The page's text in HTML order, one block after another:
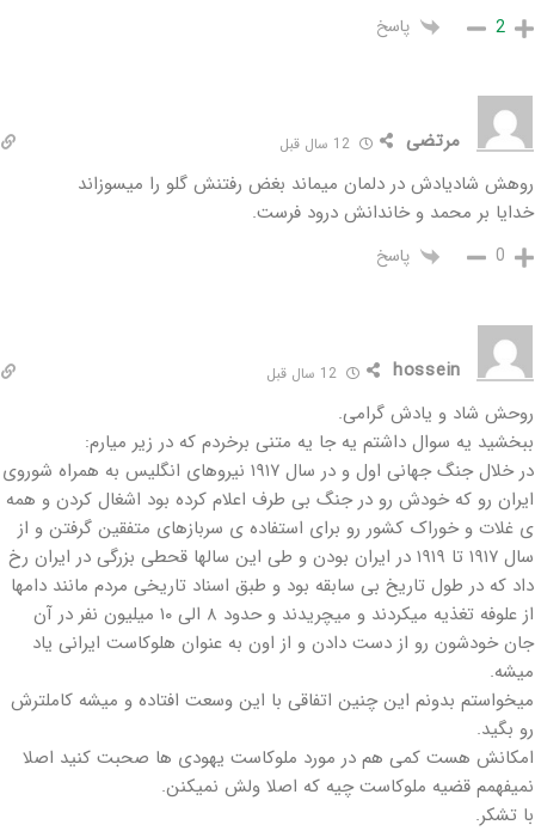
2 پاسخ
مرتضی 12 سال قبل
روهش شادیادش در دلمان میماند بغض رفتنش گلو را میسوزاند
خدایا بر محمد و خاندانش درود فرست.
0 پاسخ
hossein
روحش شاد و یادش گرامی.
ببخشید یه سوال داشتم یه جا یه متنی برخردم که در زیر میارم:
در خلال جنگ جهانی اول و در سال ۱۹۱۷ نیروهای انگلیس به همراه شوروی
ایران رو که خودش رو در جنگ بی طرف اعلام کرده بود اشغال کردن و همه
ی غلات و خوراک کشور رو برای استفاده ی سربازهای متفقین گرفتن و از
سال ۱۹۱۷ تا ۱۹۱۹ در ایران بودن و طی این سالها قحطی بزرگی در ایران رخ
داد که در طول تاریخ بی سابقه بود و طبق اسناد تاریخی مردم مانند دامها
از علوفه تغذیه میکردند و میچریدند و حدود ۸ الی ۱۰ میلیون نفر در آن
جان خودشون رو از دست دادن و از اون به عنوان هلوکاست ایرانی یاد
میشه.
میخواستم بدونم این چنین اتفاقی با این وسعت افتاده و میشه کاملترش
رو بگید.
امکانش هست کمی هم در مورد ملوکاست یهودی ها صحبت کنید اصلا
نمیفهمم قضیه ملوکاست چیه که اصلا ولش نمیکنن.
با تشکر.